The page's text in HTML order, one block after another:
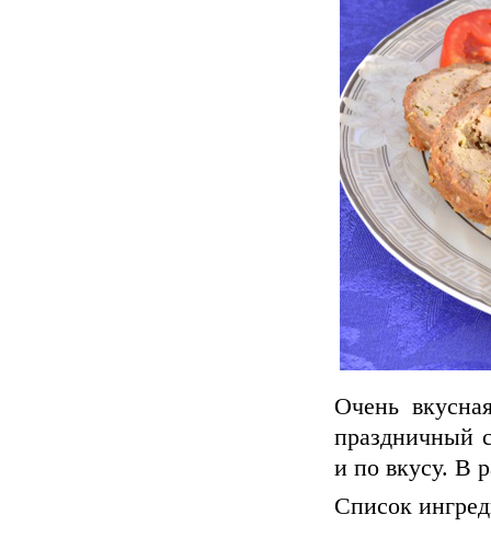
Очень
праздничный
и по вкусу. В
Список